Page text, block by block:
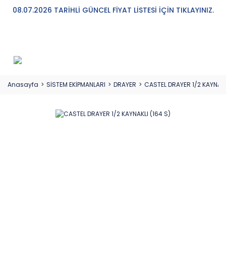
08.07.2026 TARİHLİ GÜNCEL FİYAT LİSTESİ İÇİN TIKLAYINIZ.
Anasayfa SİSTEM EKİPMANLARI DRAYER CASTEL DRAYER 1/2